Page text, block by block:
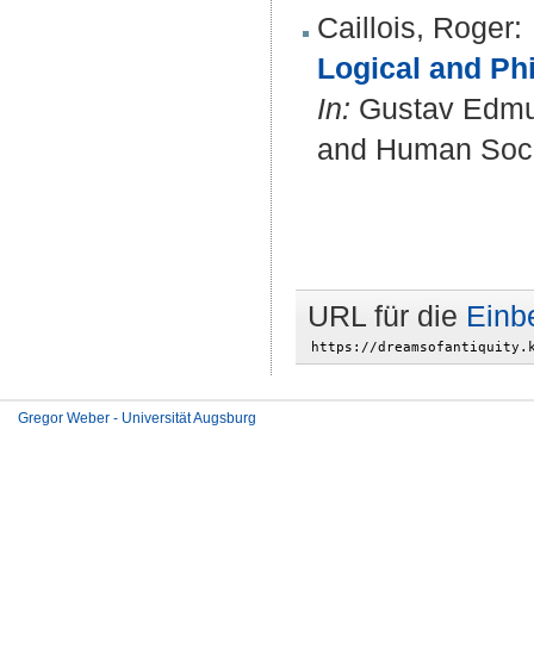
Caillois, Roger:
Logical and
In: Gustav
and Human
URL für die
Gregor Weber - Universität Augsburg